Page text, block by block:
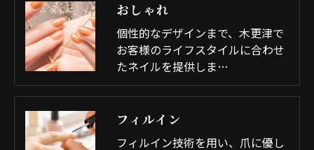
おしゃれ
個性的なデザインまで、木更津で
お客様のライフスタイルに合わせ
たネイルを提供しま…
フィルイン
フィルイン技術を用い、爪に優し